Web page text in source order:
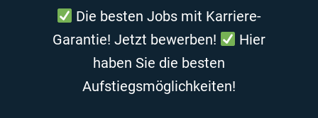
Die besten Jobs mit Karriere-
Garantie! Jetzt bewerben!
Hier
haben Sie die besten
Aufstiegsmöglichkeiten!